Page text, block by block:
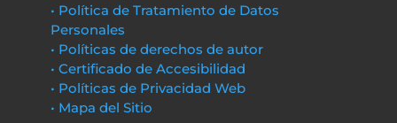
• Política de Tratamiento de Datos
Personales
• Políticas de derechos de autor
• Certificado de Accesibilidad
• Políticas de Privacidad Web
• Mapa del Sitio